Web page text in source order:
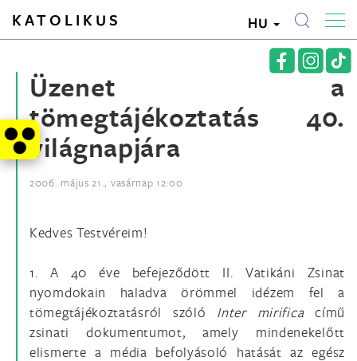
KATOLIKUS HU
Üzenet a
tömegtájékoztatás 40.
világnapjára
2006. május 21., vasárnap 12:00
Kedves Testvéreim!
1. A 40 éve befejeződött II. Vatikáni Zsinat
nyomdokain haladva örömmel idézem fel a
tömegtájékoztatásról szóló Inter mirificacímű
zsinati dokumentumot, amely mindenekelőtt
elismerte a média befolyásoló hatását az egész